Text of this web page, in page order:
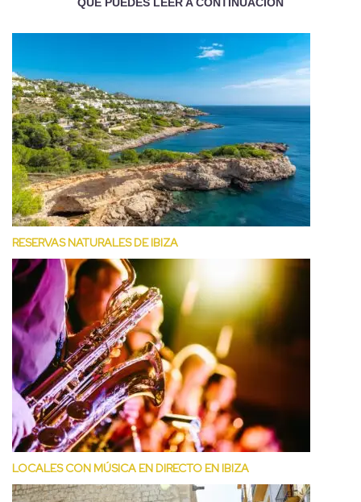
RESERVAS NATURALES DE IBIZA
LOCALES CON MÚSICA EN DIRECTO EN IBIZA